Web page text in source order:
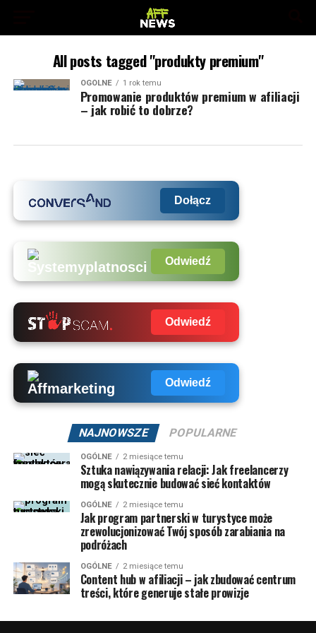
All posts tagged "produkty premium"
OGÓLNE 1 rok temu
Promowanie produktów premium w afiliacji
– jak robić to dobrze?
Dołącz
Odwiedź
Odwiedź
Odwiedź
NAJNOWSZE POPULARNE
OGÓLNE 2 miesiące temu
Sztuka nawiązywania relacji: Jak freelancerzy
mogą skutecznie budować sieć kontaktów
OGÓLNE 2 miesiące temu
Jak program partnerski w turystyce może
zrewolucjonizować Twój sposób zarabiania na
podróżach
OGÓLNE 2 miesiące temu
Content hub w afiliacji – jak zbudować centrum
treści, które generuje stałe prowizje